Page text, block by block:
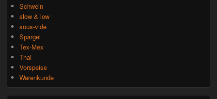
Schwein
slow & low
sous-vide
Spargel
Tex-Mex
Thai
Vorspeise
Warenkunde